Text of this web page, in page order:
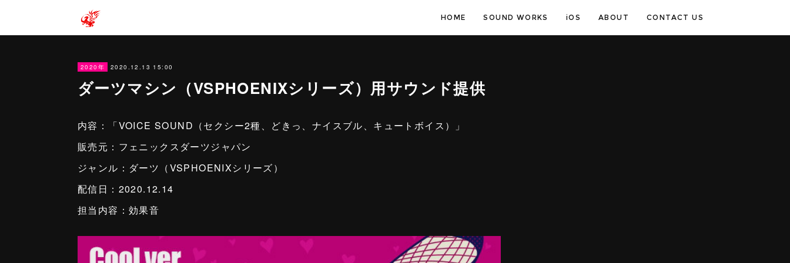
HOME SOUND WORKS iOS ABOUT CONTACT US
2020年 2020.12.13 15:00
ダーツマシン（VSPHOENIXシリーズ）用サウンド提供
内容：「VOICE SOUND（セクシー2種、どきっ、ナイスブル、キュートボイス）」
販売元：フェニックスダーツジャパン
ジャンル：ダーツ（VSPHOENIXシリーズ）
配信日：2020.12.14
担当内容：効果音